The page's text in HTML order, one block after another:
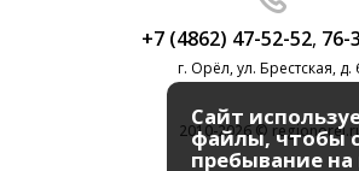
+7 (4862) 47-52-52, 76-
г. Орёл, ул. Брестская, д.
2010-2026 ©
Сайт
файлы, чтобы
пребывание